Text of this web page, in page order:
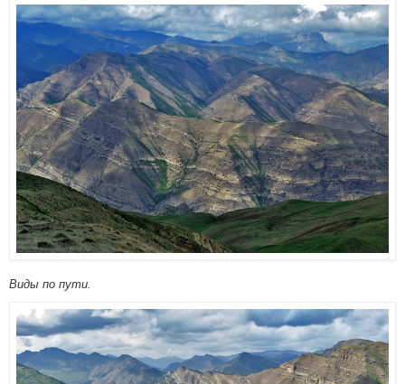
Виды по пути.